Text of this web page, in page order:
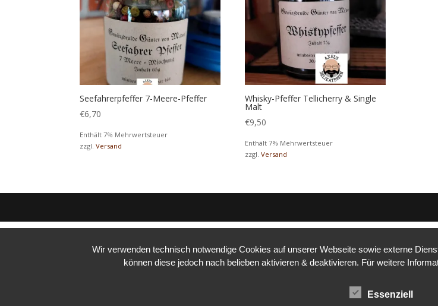
Seefahrerpfeffer 7-Meere-Pfeffer
€6,70
Enthält 7% Mehrwertsteuer
zzgl.Versand
Whisky-Pfeffer Tellicherry & Single
Malt
€9,50
Enthält 7% Mehrwertsteuer
zzgl.Versand
Wir verwenden technisch notwendige Cookies auf unserer Webseite sowie externe
können diese jedoch nach belieben aktivieren & deaktivieren. Für weitere
Essenziell